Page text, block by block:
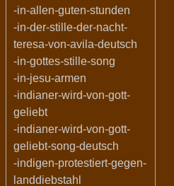
-in-allen-guten-stunden
-in-der-stille-der-nacht-
teresa-von-avila-deutsch
-in-gottes-stille-song
-in-jesu-armen
-indianer-wird-von-gott-
geliebt
-indianer-wird-von-gott-
geliebt-song-deutsch
-indigen-protestiert-gegen-
landdiebstahl